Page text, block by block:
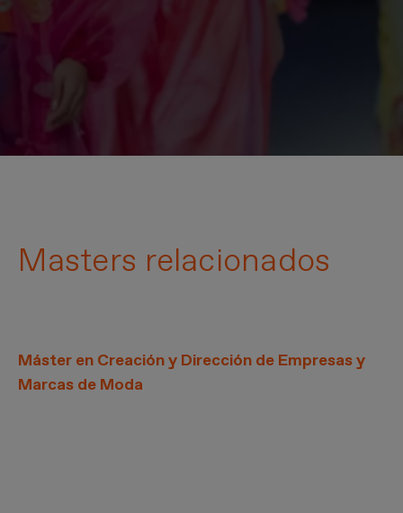
Masters relacionados
Máster en Creación y Dirección de Empresas y
Marcas de Moda